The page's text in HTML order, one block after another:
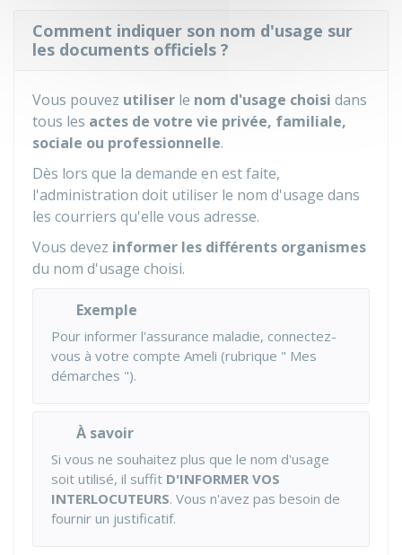
Comment indiquer son nom d'usage sur
les documents officiels ?
Vous pouvez utiliser le nom d'usage choisi dans
tous les actes de votre vie privée, familiale,
sociale ou professionnelle.
Dès lors que la demande en est faite,
l'administration doit utiliser le nom d'usage dans
les courriers qu'elle vous adresse.
Vous devez informer les différents organismes
du nom d'usage choisi.
Exemple
Pour informer l'assurance maladie, connectez-
vous à votre compte Ameli (rubrique " Mes
démarches ").
À savoir
Si vous ne souhaitez plus que le nom d'usage
soit utilisé, il suffit D'INFORMER VOS
INTERLOCUTEURS. Vous n'avez pas besoin de
fournir un justificatif.